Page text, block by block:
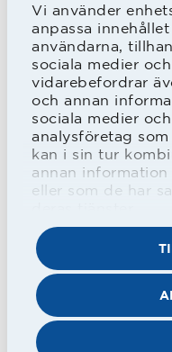
Vi använder
anpassa
användarna,
sociala medier
vidarebefordrar
och annan
sociala medier
analysföretag
kan i sin tur
annan
eller som de har